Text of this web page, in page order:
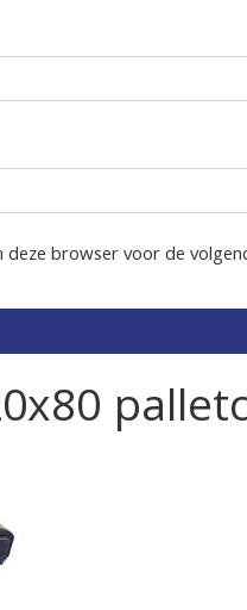
deze browser voor de